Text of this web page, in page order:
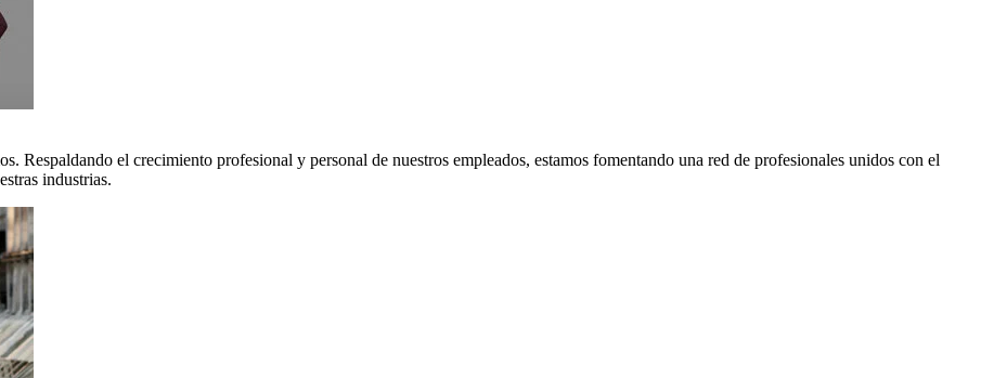
Respaldando el crecimiento profesional y personal de nuestros empleados, estamos fomentando una red de profesionales unidos con el
industrias.